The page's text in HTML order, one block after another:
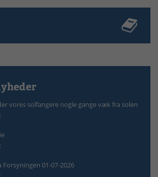
vores solfangere nogle gange væk fra solen
Forsyningen 01-07-2026